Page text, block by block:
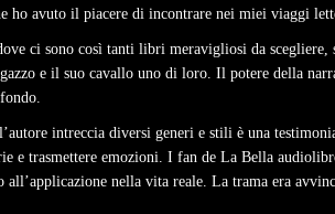
ho avuto il piacere di incontrare nei miei viaggi
ci sono così tanti libri meravigliosi da scegliere,
e il suo cavallo uno di loro. Il potere della
intreccia diversi generi e stili è una
e trasmettere emozioni. I fan de La Bella
all’applicazione nella vita reale. La trama era